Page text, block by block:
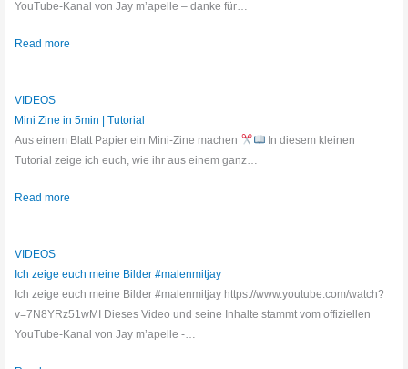
YouTube-Kanal von Jay m’apelle – danke für…
Read more
VIDEOS
Mini Zine in 5min | Tutorial
Aus einem Blatt Papier ein Mini-Zine machen
In diesem kleinen
Tutorial zeige ich euch, wie ihr aus einem ganz…
Read more
VIDEOS
Ich zeige euch meine Bilder #malenmitjay
Ich zeige euch meine Bilder #malenmitjay https://www.youtube.com/watch?
v=7N8YRz51wMI Dieses Video und seine Inhalte stammt vom offiziellen
YouTube-Kanal von Jay m’apelle -…